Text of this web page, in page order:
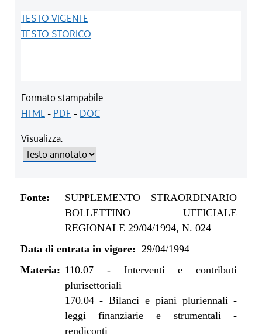
TESTO VIGENTE
TESTO STORICO
Formato stampabile:
HTML- PDF - DOC
Visualizza:
Fonte:
SUPPLEMENTO STRAORDINARIO
BOLLETTINO UFFICIALE
REGIONALE 29/04/1994, N. 024
Data di entrata in vigore: 29/04/1994
Materia: 110.07- Interventi e contributi
plurisettoriali
170.04-Bilanci e piani pluriennali -
leggi finanziarie e strumentali -
rendiconti